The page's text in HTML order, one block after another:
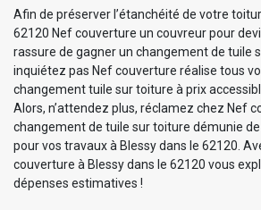
Afin de préserver l’étanchéité de votre
62120 Nef couverture un couvreur pour
rassure de gagner un changement de tuile
inquiétez pas Nef couverture réalise tous
changement tuile sur toiture à prix
Alors, n’attendez plus, réclamez chez Nef
changement de tuile sur toiture démunie
pour vos travaux à Blessy dans le 62120.
couverture à Blessy dans le 62120 vous
dépenses estimatives !